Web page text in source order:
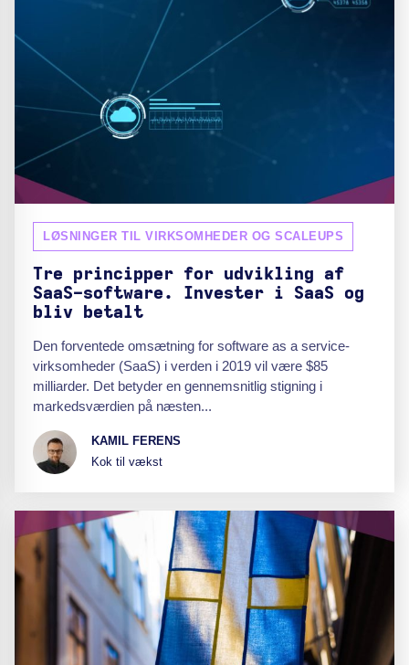
LØSNINGER TIL VIRKSOMHEDER OG SCALEUPS
Tre principper for udvikling af
SaaS-software. Invester i SaaS og
bliv betalt
Den forventede omsætning for software as a service-
virksomheder (SaaS) i verden i 2019 vil være $85
milliarder. Det betyder en gennemsnitlig stigning i
markedsværdien på næsten...
KAMIL FERENS
Kok til vækst